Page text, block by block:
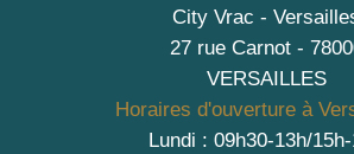
City Vrac -
27 rue Carnot -
VERSAILLES
Horaires d'ouverture à
Lundi : 09h30-13h/